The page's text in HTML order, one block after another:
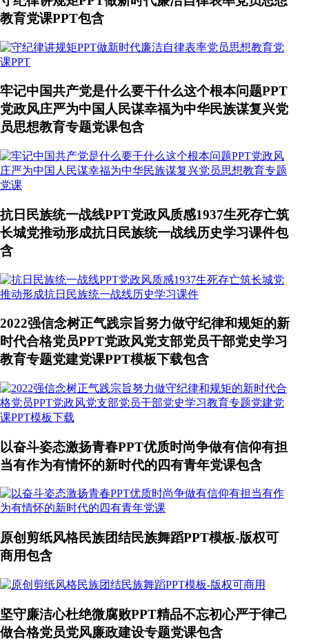
教育党课PPT包含
牢记中国共产党是什么要干什么这个根本问题PPT
党政风庄严为中国人民谋幸福为中华民族谋复兴党
员思想教育专题党课包含
抗日民族统一战线PPT党政风质感1937生死存亡筑
长城党推动形成抗日民族统一战线历史学习课件包
含
2022强信念树正气践宗旨努力做守纪律和规矩的新
时代合格党员PPT党政风党支部党员干部党史学习
教育专题党建党课PPT模板下载包含
以奋斗姿态激扬青春PPT优质时尚争做有信仰有担
当有作为有情怀的新时代的四有青年党课包含
原创剪纸风格民族团结民族舞蹈PPT模板-版权可
商用包含
坚守廉洁心杜绝微腐败PPT精品不忘初心严于律己
做合格党员党风廉政建设专题党课包含